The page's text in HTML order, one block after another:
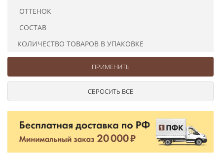
ОТТЕНОК
СОСТАВ
КОЛИЧЕСТВО ТОВАРОВ В УПАКОВКЕ
Элементы декора
Сумочная фурнитура